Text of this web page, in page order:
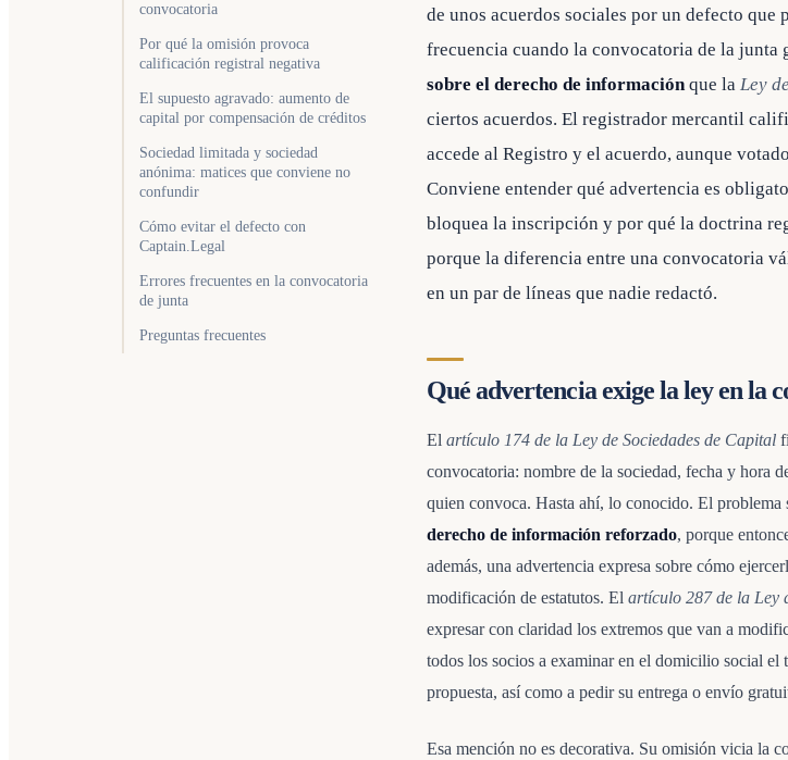
convocatoria
Por qué la omisión provoca
calificación registral negativa
El supuesto agravado: aumento de
capital por compensación de créditos
Sociedad limitada y sociedad
anónima: matices que conviene no
confundir
Cómo evitar el defecto con
Captain.Legal
Errores frecuentes en la convocatoria
de junta
Preguntas frecuentes
de unos acuerdos sociales por un defecto que
frecuencia cuando la convocatoria de la junta
sobre el derecho de informaciónque la Ley
ciertos acuerdos. El registrador mercantil
accede al Registro y el acuerdo, aunque
Conviene entender qué advertencia es
bloquea la inscripción y por qué la doctrina
porque la diferencia entre una convocatoria
en un par de líneas que nadie redactó.
Qué advertencia exige la ley en la
El artículo 174 de la Ley de Sociedades de Capital
convocatoria: nombre de la sociedad, fecha y hora
quien convoca. Hasta ahí, lo conocido. El problema
derecho de información reforzado, porque
además, una advertencia expresa sobre cómo
modificación de estatutos. El artículo 287 de la Ley
expresar con claridad los extremos que van a
todos los socios a examinar en el domicilio social
propuesta, así como a pedir su entrega o envío
Esa mención no es decorativa. Su omisión vicia la